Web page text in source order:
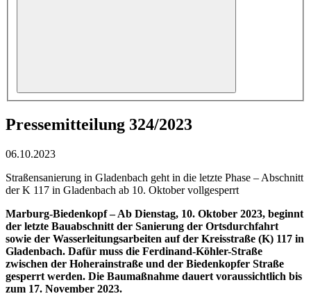
Pressemitteilung 324/2023
06.10.2023
Straßensanierung in Gladenbach geht in die letzte Phase – Abschnitt
der K 117 in Gladenbach ab 10. Oktober vollgesperrt
Marburg-Biedenkopf – Ab Dienstag, 10. Oktober 2023, beginnt
der letzte Bauabschnitt der Sanierung der Ortsdurchfahrt
sowie der Wasserleitungsarbeiten auf der Kreisstraße (K) 117 in
Gladenbach. Dafür muss die Ferdinand-Köhler-Straße
zwischen der Hoherainstraße und der Biedenkopfer Straße
gesperrt werden. Die Baumaßnahme dauert voraussichtlich bis
zum 17. November 2023.